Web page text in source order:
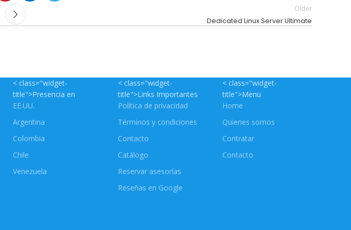
Older
Dedicated Linux Server Ultimate
< class="widget-
title">Presencia en
EE.UU.
Argentina
Colombia
Chile
Venezuela
< class="widget-
title">Links Importantes
Política de privacidad
Términos y condiciones
Contacto
Catálogo
Reservar asesorías
Reseñas en Google
< class="widget-
title">Menu
Home
Quienes somos
Contratar
Contacto